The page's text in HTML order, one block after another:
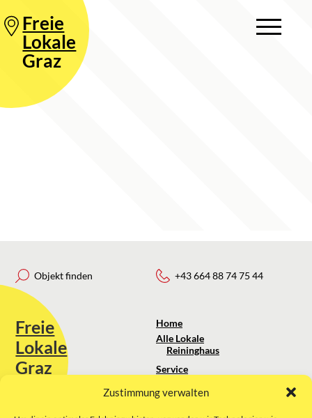
Zustimmung verwalten
Freie
Lokale
Graz
Objekt finden
Freie
Lokale
Graz
Sie erreichen uns unter:
+43 664 88 74 75 44
Home
Alle Lokale
Reininghaus
Service
Über uns